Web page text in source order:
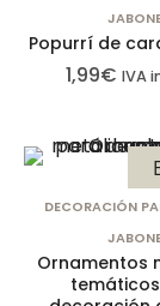
Popurrí de
1,99€ IVA
DECORACIÓN
Ornamentos
en respuesta a
acciones
equivalen a
una solicitud
de servicios,
establecer